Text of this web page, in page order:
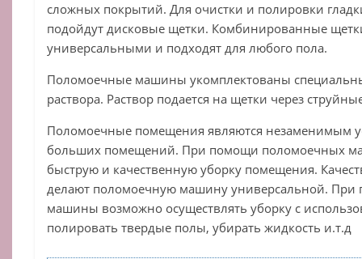
сложных покрытий. Для очистки и полировки
подойдут дисковые щетки. Комбинированные
универсальными и подходят для любого пола.
Поломоечные машины укомплектованы
раствора. Раствор подается на щетки через
Поломоечные помещения являются незаменимым
больших помещений. При помощи поломоечных
быструю и качественную уборку помещения.
делают поломоечную машину универсальной.
машины возможно осуществлять уборку с
полировать твердые полы, убирать жидкость и.т.д